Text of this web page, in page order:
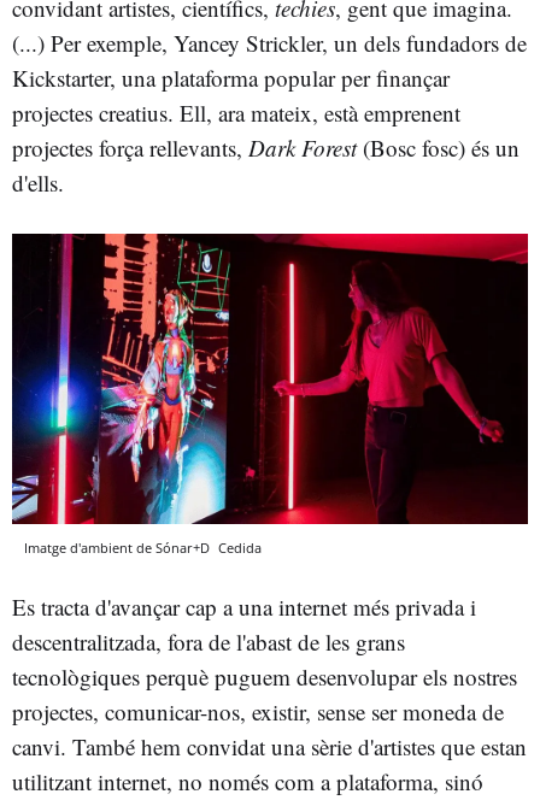
convidant artistes, científics, techies, gent que imagina.
(...) Per exemple, Yancey Strickler, un dels fundadors de
Kickstarter, una plataforma popular per finançar
projectes creatius. Ell, ara mateix, està emprenent
projectes força rellevants, Dark Forest(Bosc fosc) és un
d'ells.
Imatge d'ambient de Sónar+D Cedida
Es tracta d'avançar cap a una internet més privada i
descentralitzada, fora de l'abast de les grans
tecnològiques perquè puguem desenvolupar els nostres
projectes, comunicar-nos, existir, sense ser moneda de
canvi. També hem convidat una sèrie d'artistes que estan
utilitzant internet, no només com a plataforma, sinó